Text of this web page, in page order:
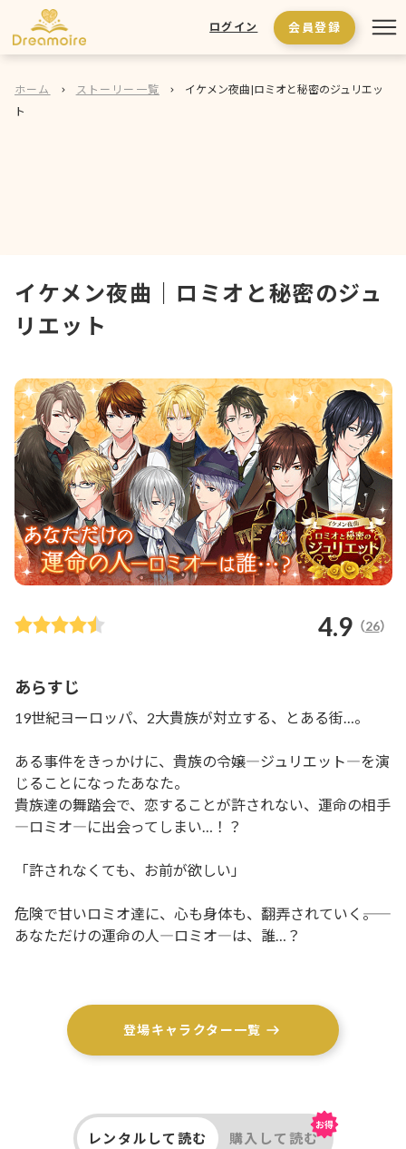
ログイン 会員登録
ホーム ストーリー一覧
イケメン夜曲|ロミオと秘密のジュリエッ
ト
イケメン夜曲
ロミオと秘密のジュ
リエット
4.9（26）
あらすじ
19世紀ヨーロッパ、2大貴族が対立する、とある街…。
ある事件をきっかけに、貴族の令嬢―ジュリエット―を演
じることになったあなた。
貴族達の舞踏会で、恋することが許されない、運命の相手
―ロミオ―に出会ってしまい…！？
「許されなくても、お前が欲しい」
危険で甘いロミオ達に、心も身体も、翻弄されていく――。
あなただけの運命の人―ロミオ―は、誰…？
登場キャラクター一覧
レンタルして読む 購入して読む